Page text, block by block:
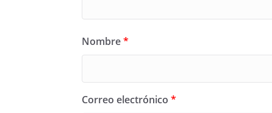
Nombre*
Correo electrónico*